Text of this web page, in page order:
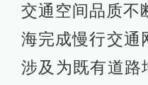
交通空间品质不
海完成慢行交通
涉及为既有道路